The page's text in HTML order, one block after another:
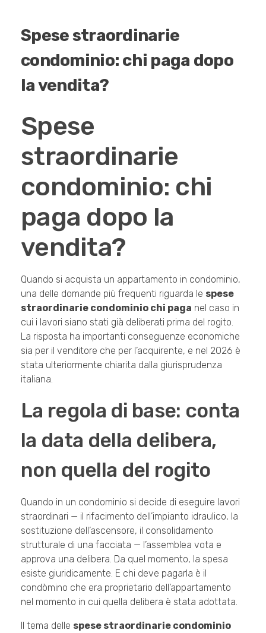
Spese straordinarie
condominio: chi paga dopo
la vendita?
Spese
straordinarie
condominio: chi
paga dopo la
vendita?
Quando si acquista un appartamento in condominio,
una delle domande più frequenti riguarda le spese
straordinarie condominio chi paga nel caso in
cui i lavori siano stati già deliberati prima del rogito.
La risposta ha importanti conseguenze economiche
sia per il venditore che per l’acquirente, e nel 2026 è
stata ulteriormente chiarita dalla giurisprudenza
italiana.
La regola di base: conta
la data della delibera,
non quella del rogito
Quando in un condominio si decide di eseguire lavori
straordinari — il rifacimento dell’impianto idraulico, la
sostituzione dell’ascensore, il consolidamento
strutturale di una facciata — l’assemblea vota e
approva una delibera. Da quel momento, la spesa
esiste giuridicamente. E chi deve pagarla è il
condòmino che era proprietario dell’appartamento
nel momento in cui quella delibera è stata adottata.
Il tema delle spese straordinarie condominio